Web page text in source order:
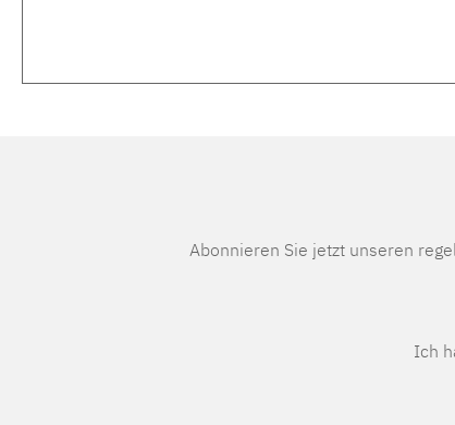
Abonnieren Sie jetzt unseren
Ich